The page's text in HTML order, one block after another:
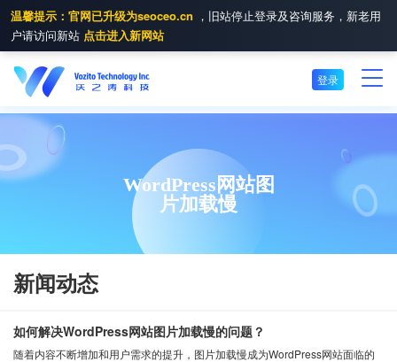
温馨提示：官网已升级为seoceo.cn ，旧站停止登录及咨询服务，新老用
户请访问新站 点击进入新网站
登录
WordPress网站图
片加载慢
新闻动态
如何解决WordPress网站图片加载慢的问题？
随着内容不断增加和用户需求的提升，图片加载慢成为WordPress网站面临的